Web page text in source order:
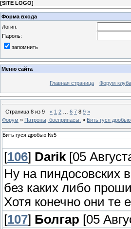
[SITE LOGO]
Форма входа
Логин:
Пароль:
запомнить
Меню сайта
Главная страница Форум клуба
Страница 8 из 9 « 1 2 6 7 8 9 »
Форум » Патроны, боеприпасы. » Бить гуся
Бить гуся дробью №5
[106] Darik [05
Ну на пиндосовских
без каких либо
Хотя конечно они те
[107] Болгар [05